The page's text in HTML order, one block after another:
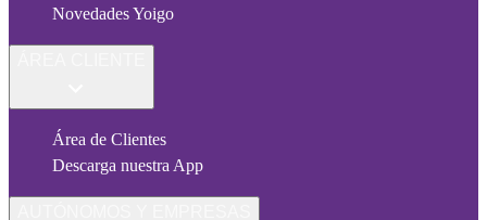
Novedades Yoigo
Área de Clientes
Descarga nuestra App